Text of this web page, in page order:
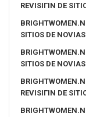
REVISIГІN DE
SITIOS DE NOVIAS
SITIOS DE NOVIAS
REVISIГІN DE